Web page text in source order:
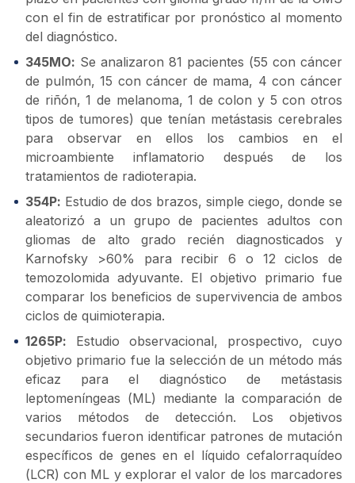
con el fin de estratificar por pronóstico al momento
del diagnóstico.
345MO: Se analizaron 81 pacientes (55 con cáncer
de pulmón, 15 con cáncer de mama, 4 con cáncer
de riñón, 1 de melanoma, 1 de colon y 5 con otros
tipos de tumores) que tenían metástasis cerebrales
para observar en ellos los cambios en el
microambiente inflamatorio después de los
tratamientos de radioterapia.
354P: Estudio de dos brazos, simple ciego, donde se
aleatorizó a un grupo de pacientes adultos con
gliomas de alto grado recién diagnosticados y
Karnofsky >60% para recibir 6 o 12 ciclos de
temozolomida adyuvante. El objetivo primario fue
comparar los beneficios de supervivencia de ambos
ciclos de quimioterapia.
1265P: Estudio observacional, prospectivo, cuyo
objetivo primario fue la selección de un método más
eficaz para el diagnóstico de metástasis
leptomeníngeas (ML) mediante la comparación de
varios métodos de detección. Los objetivos
secundarios fueron identificar patrones de mutación
específicos de genes en el líquido cefalorraquídeo
(LCR) con ML y explorar el valor de los marcadores